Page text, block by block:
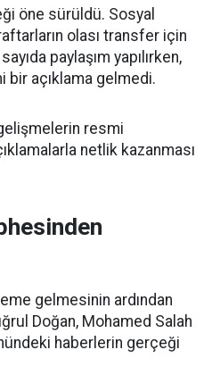
öne sürüldü. Sosyal
olası transfer için
paylaşım yapılırken,
bir açıklama gelmedi.
resmi
netlik kazanması
gelmesinin ardından
Doğan, Mohamed Salah
haberlerin gerçeği